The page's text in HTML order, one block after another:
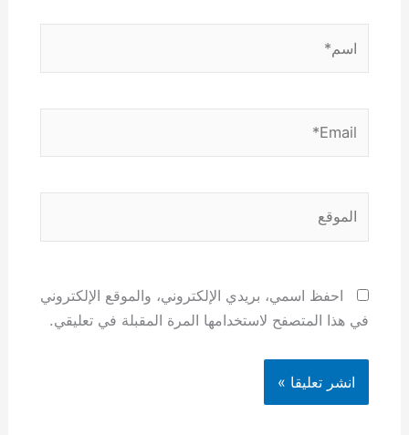
احفظ اسمي، بريدي الإلكتروني، والموقع الإلكتروني
في هذا المتصفح لاستخدامها المرة المقبلة في تعليقي.